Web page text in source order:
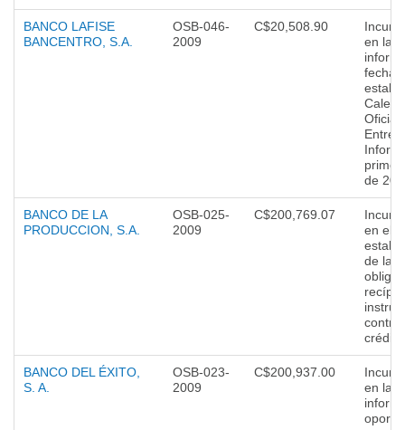
BANCO LAFISE
BANCENTRO, S.A.
OSB-046-
2009
C$20,508.90
en la
fecha
Oficial
primer
de
BANCO DE LA
PRODUCCION, S.A.
OSB-025-
2009
C$200,769.07
en el
de las
BANCO DEL ÉXITO,
S. A.
OSB-023-
2009
C$200,937.00
en la